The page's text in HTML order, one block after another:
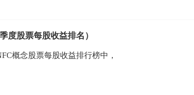
度股票每股收益排名）
概念股票每股收益排行榜中，